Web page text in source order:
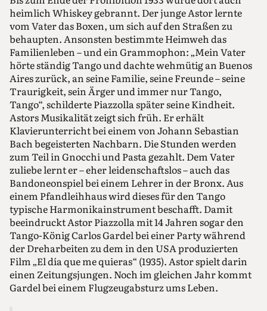
heimlich Whiskey gebrannt. Der junge Astor lernte
vom Vater das Boxen, um sich auf den Straßen zu
behaupten. Ansonsten bestimmte Heimweh das
Familienleben – und ein Grammophon: „Mein Vater
hörte ständig Tango und dachte wehmütig an Buenos
Aires zurück, an seine Familie, seine Freunde – seine
Traurigkeit, sein Ärger und immer nur Tango,
Tango“, schilderte Piazzolla später seine Kindheit.
Astors Musikalität zeigt sich früh. Er erhält
Klavierunterricht bei einem von Johann Sebastian
Bach begeisterten Nachbarn. Die Stunden werden
zum Teil in Gnocchi und Pasta gezahlt. Dem Vater
zuliebe lernt er – eher leidenschaftslos – auch das
Bandoneonspiel bei einem Lehrer in der Bronx. Aus
einem Pfandleihhaus wird dieses für den Tango
typische Harmonikainstrument beschafft. Damit
beeindruckt Astor Piazzolla mit 14 Jahren sogar den
Tango-König Carlos Gardel bei einer Party während
der Dreharbeiten zu dem in den USA produzierten
Film „El día que me quieras“ (1935). Astor spielt darin
einen Zeitungsjungen. Noch im gleichen Jahr kommt
Gardel bei einem Flugzeugabsturz ums Leben.